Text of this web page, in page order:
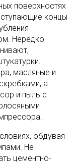
поверхностях
концы
Нередко
масляные и
а
и пыль с
обдувая
Не
цементно-